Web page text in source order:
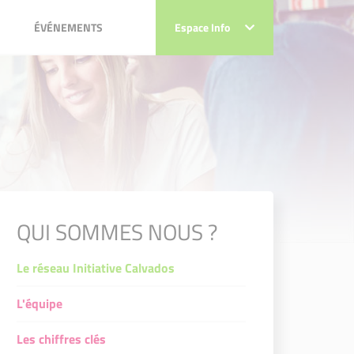
ÉVÉNEMENTS
Initiative Calvados
Espace Info
ÉVÉNEMENTS
Initiative Calvados
Espace Info
QUI SOMMES NOUS ?
Le réseau Initiative Calvados
L'équipe
Les chiffres clés